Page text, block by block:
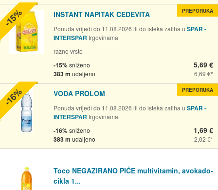
INSTANT NAPITAK CEDEVITA
Ponuda vrijedi do 11.08.2026 ili do isteka zaliha u SPAR -
INTERSPAR trgovinama
razne vrste
-15%sniženo
383 m udaljeno
5,69 €
6,69 €
PREPORUKA
-15%
VODA PROLOM
Ponuda vrijedi do 11.08.2026 ili do isteka zaliha u SPAR -
INTERSPAR trgovinama
-16%sniženo
383 m udaljeno
1,69 €
2,02 €
PREPORUKA
-16%
Toco NEGAZIRANO PIĆE multivitamin, avokado-
cikla 1...